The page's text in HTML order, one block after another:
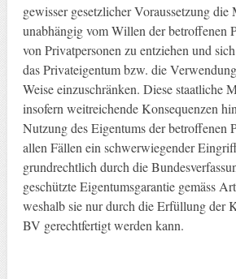
gewisser gesetzlicher Voraussetzung
unabhängig vom Willen der betroffenen
von Privatpersonen zu entziehen und
das Privateigentum bzw. die
Weise einzuschränken. Diese staatliche
insofern weitreichende Konsequenzen
Nutzung des Eigentums der betroffenen
allen Fällen ein schwerwiegender
grundrechtlich durch die
geschützte Eigentumsgarantie gemäss
weshalb sie nur durch die Erfüllung der
BV gerechtfertigt werden kann.